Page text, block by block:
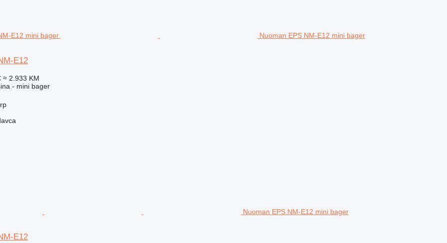
Nuoman EPS NM-E12 mini bager
E12
≈ 2.933 KM
- mini bager
Nuoman EPS NM-E12 mini bager
E12